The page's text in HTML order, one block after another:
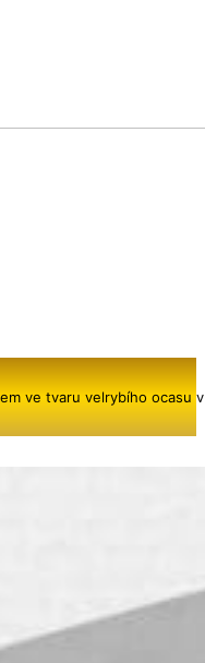
ve tvaru velrybího ocasu